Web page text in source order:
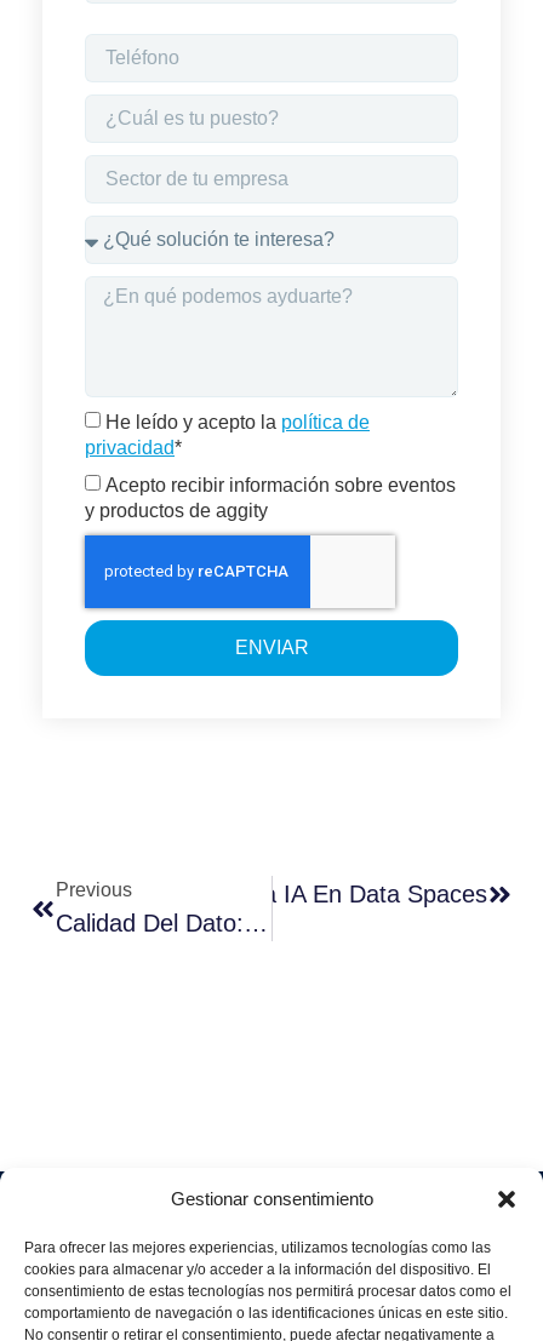
Gestionar consentimiento
Para ofrecer las mejores experiencias, utilizamos tecnologías como las
cookies para almacenar y/o acceder a la información del dispositivo. El
consentimiento de estas tecnologías nos permitirá procesar datos como el
comportamiento de navegación o las identificaciones únicas en este sitio.
No consentir o retirar el consentimiento, puede afectar negativamente a
He leído y acepto la política de
privacidad*
Acepto recibir información sobre eventos
y productos de aggity
ENVIAR
Previous
Calidad Del Dato: Mejora La Precisión Y Fiabilidad
Y Gobernanza De La IA En Data Spaces
Soluciones
Data
Industria
4.0
Industrial
Retail
Health &
Quiénes
Únete
a
aggity
legal
Política
de
Privacid